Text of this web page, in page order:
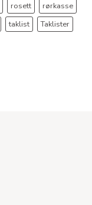
rosett
rørkasse
taklist
Taklister